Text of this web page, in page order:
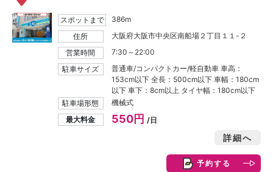
スポットまで
386m
住所
大阪府大阪市中央区南船場２丁目１１-２
営業時間
7:30～22:00
駐車サイズ
普通車/コンパクトカー/軽自動車 車高：
153cm以下 全長：500cm以下 車幅：180cm
以下 車下：8cm以上 タイヤ幅：180cm以下
駐車場形態
機械式
最大料金
550円 /日
詳細へ
予約する